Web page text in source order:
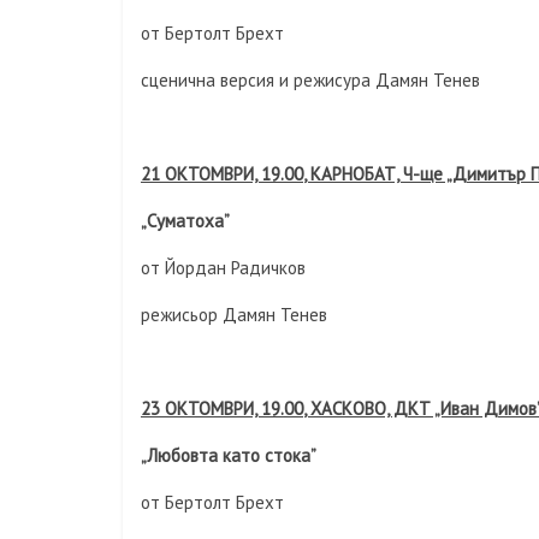
от Бертолт Брехт
сценична версия и режисура Дамян Тенев
21 ОКТОМВРИ, 19.00, КАРНОБАТ, Ч-ще „Димитър
„Суматоха”
от Йордан Радичков
режисьор Дамян Тенев
23 ОКТОМВРИ, 19.00, ХАСКОВО, ДКТ „Иван
„Любовта като стока”
от Бертолт Брехт